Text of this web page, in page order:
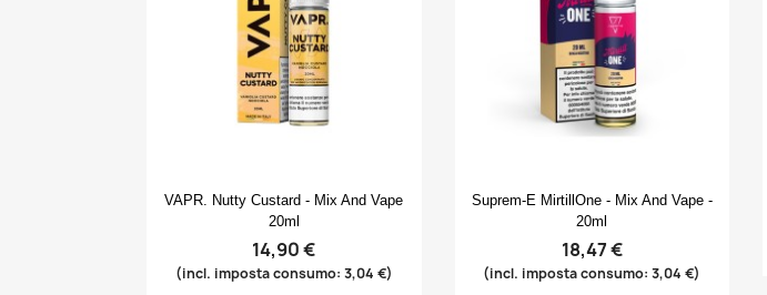
Anteprima
VAPR. Nutty Custard - Mix And Vape
20ml
14,90 €
(incl. imposta consumo: 3,04 €)
Anteprima
Suprem-E MirtillOne - Mix And Vape -
20ml
18,47 €
(incl. imposta consumo: 3,04 €)